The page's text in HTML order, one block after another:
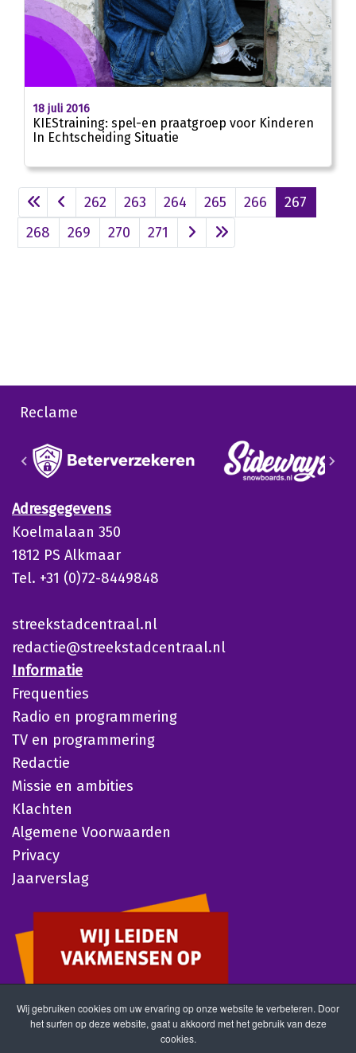
18 juli 2016
KIEStraining: spel-en praatgroep voor Kinderen
In Echtscheiding Situatie
262 263 264 265 266
267
268
269 270 271
Reclame
Adresgegevens
Koelmalaan 350
1812 PS Alkmaar
Tel. +31 (0)72-8449848
streekstadcentraal.nl
redactie@streekstadcentraal.nl
Informatie
Frequenties
Radio en programmering
TV en programmering
Redactie
Missie en ambities
Klachten
Algemene Voorwaarden
Privacy
Jaarverslag
Wij gebruiken cookies om uw ervaring op onze website te verbeteren. Door
het surfen op deze website, gaat u akkoord met het gebruik van deze
cookies.